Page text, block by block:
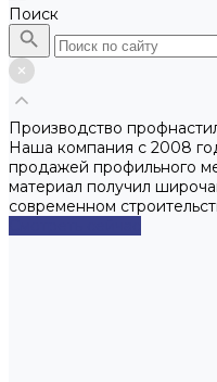
Поиск
Производство
Наша компания с 2008
продажей профильного
материал получил
современном